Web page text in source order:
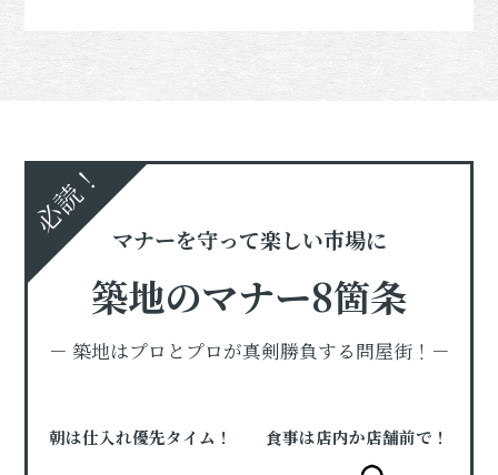
必読！
マナーを守って楽しい市場に
築地のマナー8箇条
－ 築地はプロとプロが真剣勝負する問屋街！－
朝は仕入れ優先タイム！ 食事は店内か店舗前で！